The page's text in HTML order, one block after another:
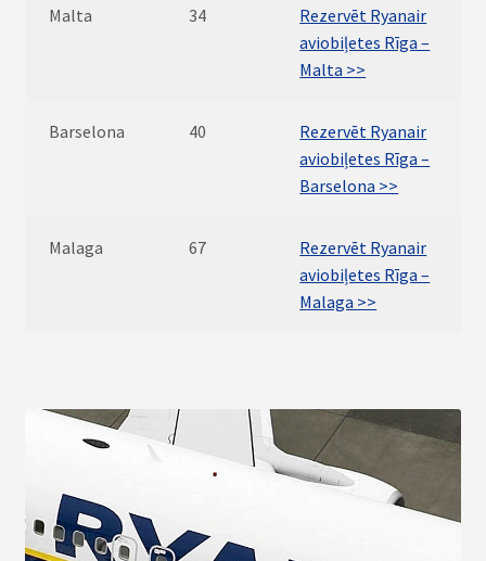
Malta 34
Rezervēt Ryanair
aviobiļetes Rīga –
Malta >>
Barselona 40
Rezervēt Ryanair
aviobiļetes Rīga –
Barselona >>
Malaga 67
Rezervēt Ryanair
aviobiļetes Rīga –
Malaga >>